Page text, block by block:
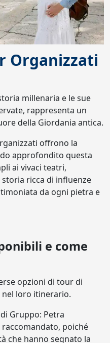
Organizzati
millenaria e le sue
rappresenta un
della Giordania antica.
offrono la
approfondito questa
ai vivaci teatri,
ricca di influenze
da ogni pietra e
e come
opzioni di tour di
nel loro itinerario.
Gruppo: Petra
poiché
che hanno segnato la